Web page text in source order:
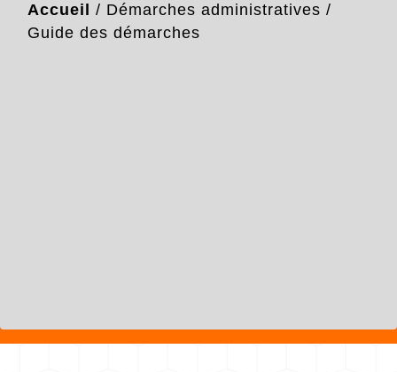
Accueil / Démarches administratives /
Guide des démarches